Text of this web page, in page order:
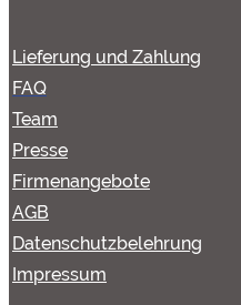
Lieferung und Zahlung
FAQ
Team
Presse
Firmenangebote
AGB
Datenschutzbelehrung
Impressum